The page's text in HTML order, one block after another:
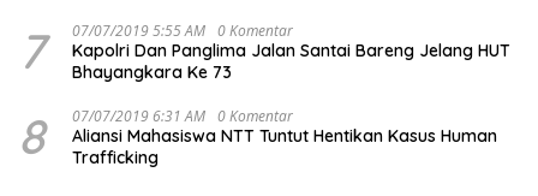
7 07/07/2019 5:55 AM 0 Komentar
Kapolri Dan Panglima Jalan Santai Bareng Jelang HUT
Bhayangkara Ke 73
8 07/07/2019 6:31 AM 0 Komentar
Aliansi Mahasiswa NTT Tuntut Hentikan Kasus Human
Trafficking